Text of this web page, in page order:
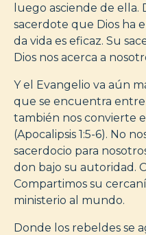
luego asciende de ella.
sacerdote que Dios ha
da vida es eficaz. Su
Dios nos acerca a
Y el Evangelio va aún
que se encuentra
también nos convierte
(Apocalipsis 1:5-6). No
sacerdocio para
don bajo su autoridad.
Compartimos su
ministerio al mundo.
Donde los rebeldes se